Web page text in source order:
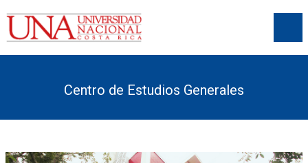
Centro de Estudios Generales